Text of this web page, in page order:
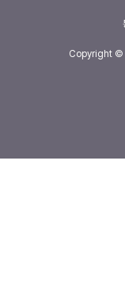
Copyright ©